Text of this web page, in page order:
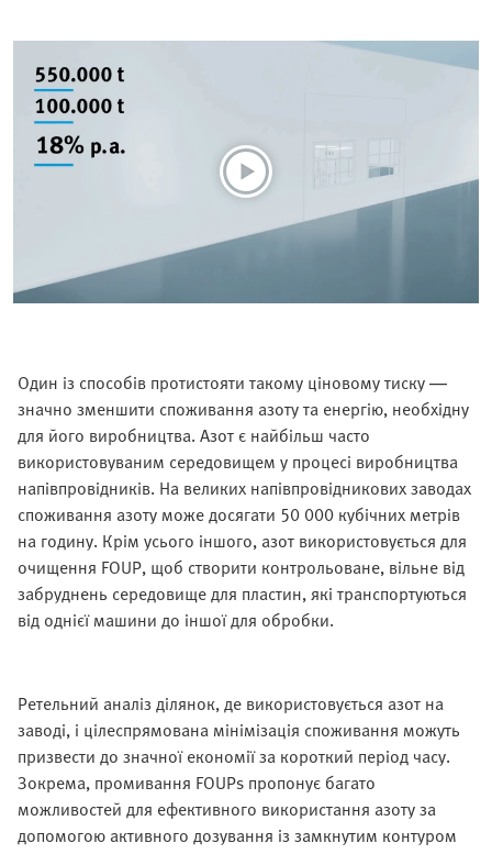
Один із способів протистояти такому ціновому тиску —
значно зменшити споживання азоту та енергію, необхідну
для його виробництва. Азот є найбільш часто
використовуваним середовищем у процесі виробництва
напівпровідників. На великих напівпровідникових заводах
споживання азоту може досягати 50 000 кубічних метрів
на годину. Крім усього іншого, азот використовується для
очищення FOUP, щоб створити контрольоване, вільне від
забруднень середовище для пластин, які транспортуються
від однієї машини до іншої для обробки.
Ретельний аналіз ділянок, де використовується азот на
заводі, і цілеспрямована мінімізація споживання можуть
призвести до значної економії за короткий період часу.
Зокрема, промивання FOUPs пропонує багато
можливостей для ефективного використання азоту за
допомогою активного дозування із замкнутим контуром